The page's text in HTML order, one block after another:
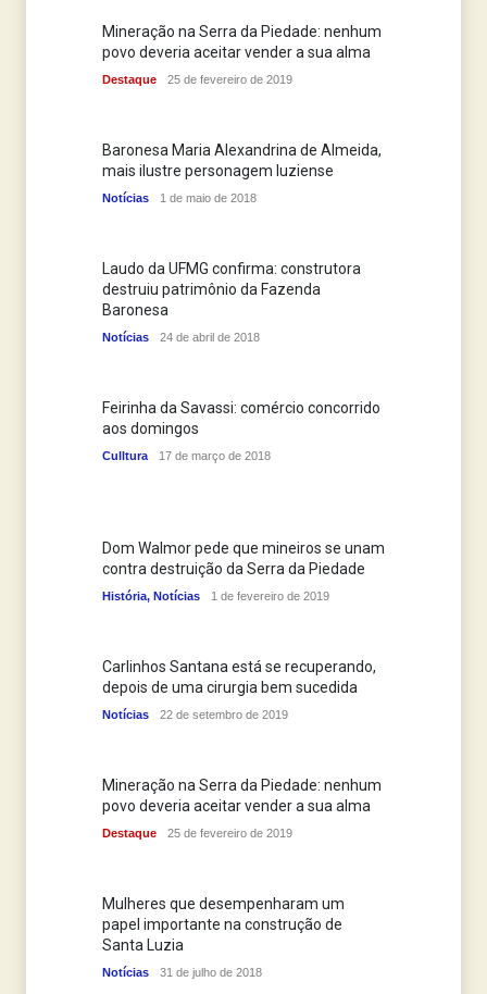
Mineração na Serra da Piedade: nenhum
povo deveria aceitar vender a sua alma
Destaque 25 de fevereiro de 2019
Baronesa Maria Alexandrina de Almeida,
mais ilustre personagem luziense
Notícias 1 de maio de 2018
Laudo da UFMG confirma: construtora
destruiu patrimônio da Fazenda
Baronesa
Notícias 24 de abril de 2018
Feirinha da Savassi: comércio concorrido
aos domingos
Culltura 17 de março de 2018
Dom Walmor pede que mineiros se unam
contra destruição da Serra da Piedade
História, Notícias 1 de fevereiro de 2019
Carlinhos Santana está se recuperando,
depois de uma cirurgia bem sucedida
Notícias 22 de setembro de 2019
Mineração na Serra da Piedade: nenhum
povo deveria aceitar vender a sua alma
Destaque 25 de fevereiro de 2019
Mulheres que desempenharam um
papel importante na construção de
Santa Luzia
Notícias 31 de julho de 2018